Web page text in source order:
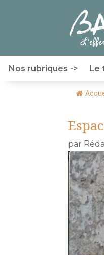
Nos rubriques -> Le
par